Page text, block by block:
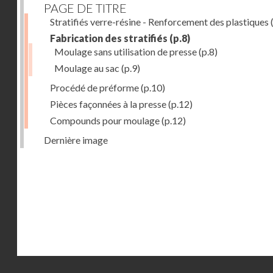
PAGE DE TITRE
Stratifiés verre-résine - Renforcement des plastiques
Fabrication des stratifiés (p.8)
Moulage sans utilisation de presse(p.8)
Moulage au sac (p.9)
Procédé de préforme(p.10)
Pièces façonnées à la presse(p.12)
Compounds pour moulage(p.12)
Dernière image